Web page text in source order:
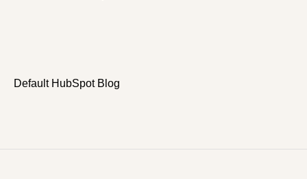
Default HubSpot Blog